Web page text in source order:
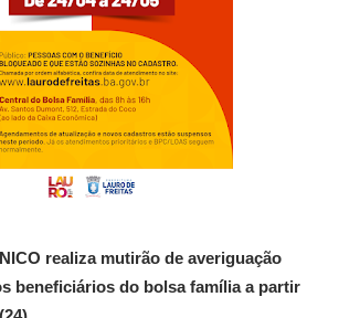
realiza mutirão de averiguação
beneficiários do bolsa família a partir